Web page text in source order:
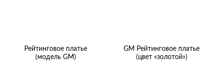
Рейтинговое платье
(модель GM)
GM Рейтинговое платье
(цвет «золотой»)